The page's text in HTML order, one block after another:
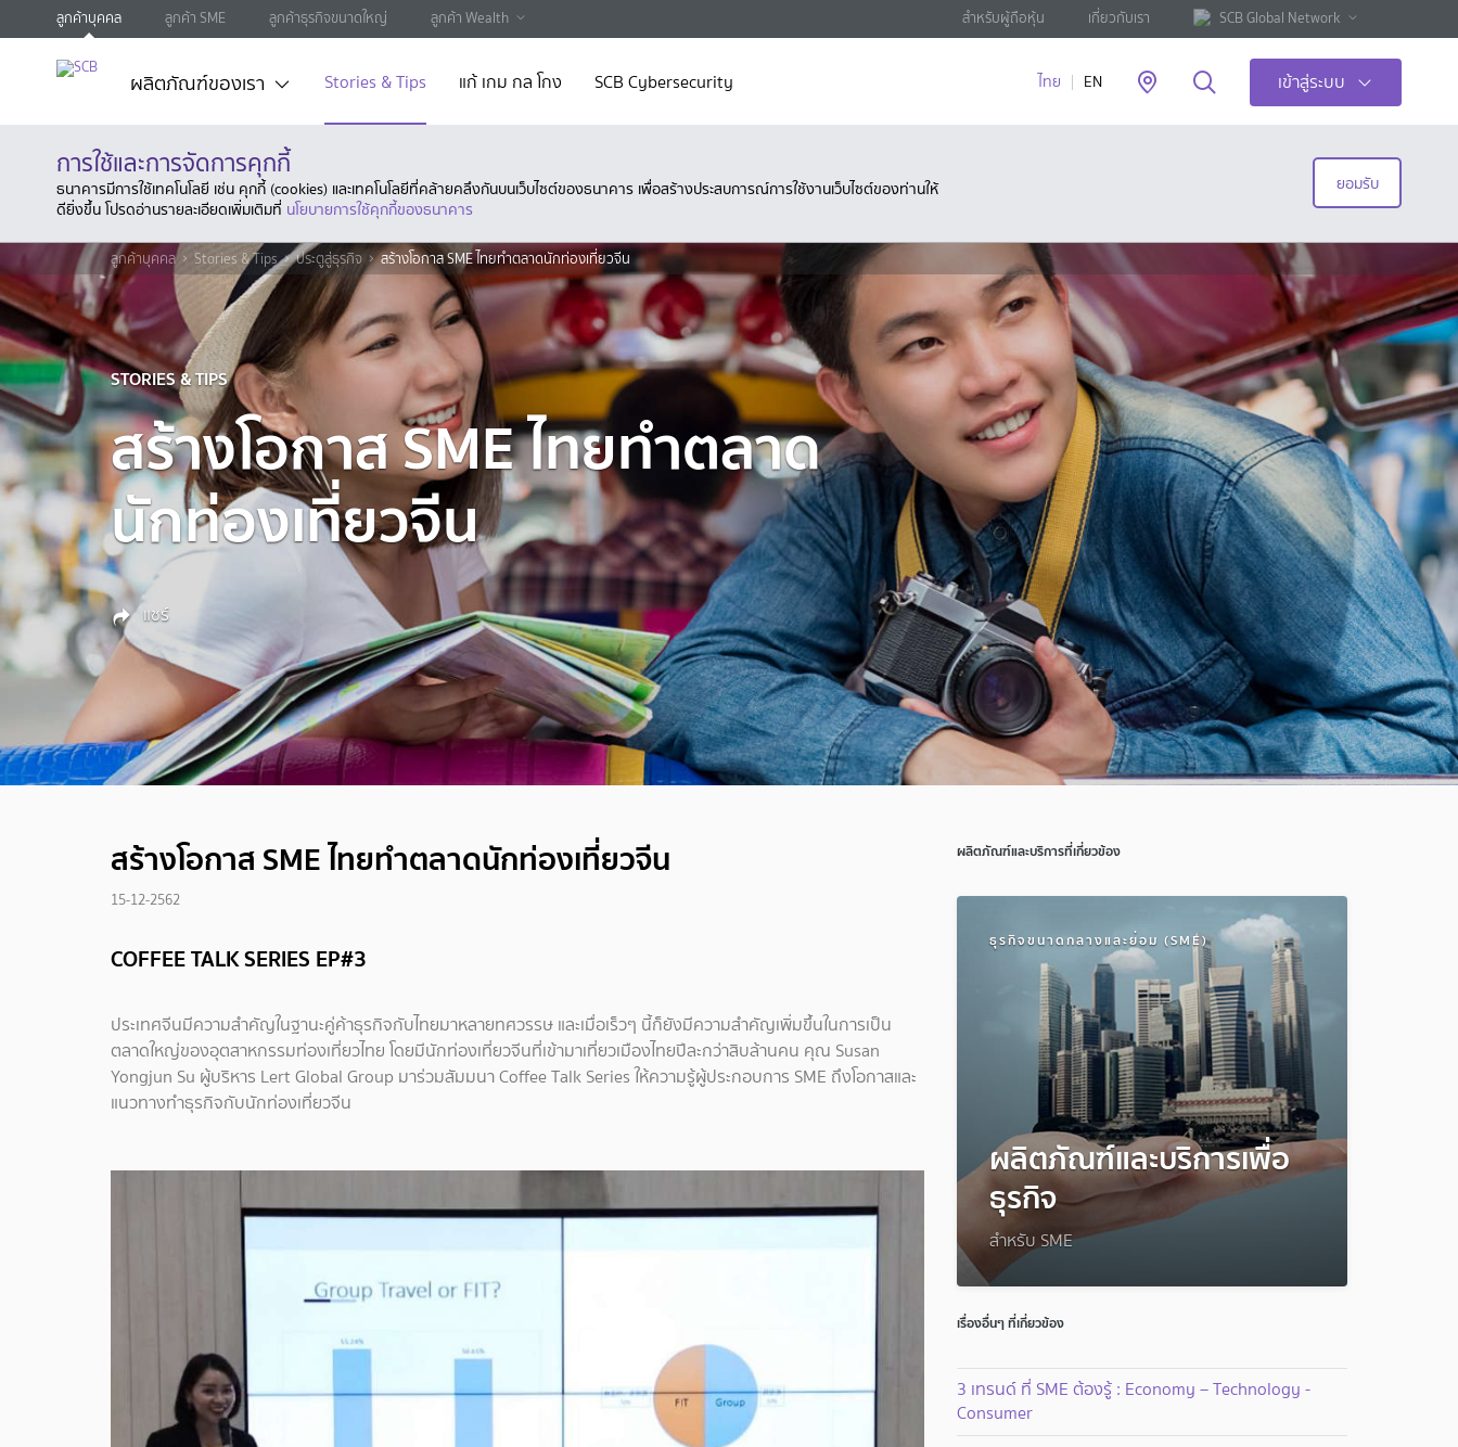
ลูกค้าบุคคล ลูกค้า SME ลูกค้าธุรกิจขนาดใหญ่ ลูกค้า Wealth สำหรับผู้ถือหุ้น เกี่ยวกับเรา SCB Global Network
ผลิตภัณฑ์ของเรา Stories & Tips แก้ เกม กล โกง SCB Cybersecurity ไทย EN เข้าสู่ระบบ
การใช้และการจัดการคุกกี้
ธนาคารมีการใช้เทคโนโลยี เช่น คุกกี้ (cookies) และเทคโนโลยีที่คล้ายคลึงกันบนเว็บไซต์ของธนาคาร เพื่อสร้างประสบการณ์การใช้งานเว็บไซต์ของท่านให้
ดียิ่งขึ้น โปรดอ่านรายละเอียดเพิ่มเติมที่ นโยบายการใช้คุกกี้ของธนาคาร
ยอมรับ
ลูกค้าบุคคล Stories & Tips ประตูสู่ธุรกิจ สร้างโอกาส SME ไทยทำตลาดนักท่องเที่ยวจีน
STORIES & TIPS
สร้างโอกาส SME ไทยทำตลาด
นักท่องเที่ยวจีน
แชร์
สร้างโอกาส SME ไทยทำตลาดนักท่องเที่ยวจีน
15-12-2562
COFFEE TALK SERIES EP#3
ประเทศจีนมีความสำคัญในฐานะคู่ค้าธุรกิจกับไทยมาหลายทศวรรษ และเมื่อเร็วๆ นี้ก็ยังมีความสำคัญเพิ่มขึ้นในการเป็น
ตลาดใหญ่ของอุตสาหกรรมท่องเที่ยวไทย โดยมีนักท่องเที่ยวจีนที่เข้ามาเที่ยวเมืองไทยปีละกว่าสิบล้านคน คุณ Susan
Yongjun Su ผู้บริหาร Lert Global Group มาร่วมสัมมนา Coffee Talk Series ให้ความรู้ผู้ประกอบการ SME ถึงโอกาสและ
แนวทางทำธุรกิจกับนักท่องเที่ยวจีน
ผลิตภัณฑ์และบริการที่เกี่ยวข้อง
ธุรกิจขนาดกลางและย่อม (SME)
ผลิตภัณฑ์และบริการเพื่อ
ธุรกิจ
สำหรับ SME
เรื่องอื่นๆ ที่เกี่ยวข้อง
3 เทรนด์ ที่ SME ต้องรู้ : Economy – Technology -
Consumer